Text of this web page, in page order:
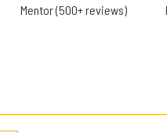
Mentor (500+ reviews)